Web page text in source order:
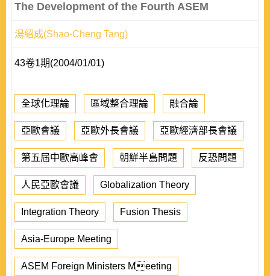
The Development of the Fourth ASEM
湯紹成(Shao-Cheng Tang)
43卷1期(2004/01/01)
全球化理論 區域整合理論 融合論
亞歐會議 亞歐外長會議 亞歐經濟部長會議
第五屆中歐高峰會 朝鮮半島問題 反恐問題
人民亞歐會議 Globalization Theory
Integration Theory Fusion Thesis
Asia-Europe Meeting
ASEM Foreign Ministers Meeting